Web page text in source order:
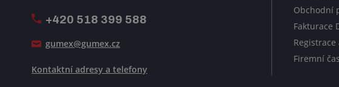
+420 518 399 588
gumex@gumex.cz
Kontaktní adresy a telefony
Obchodní
Fakturace
Firemní